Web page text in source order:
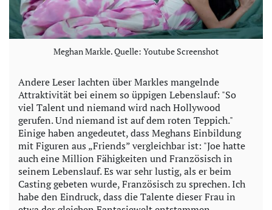
Meghan Markle. Quelle: Youtube Screenshot
Andere Leser lachten über Markles mangelnde
Attraktivität bei einem so üppigen Lebenslauf: "So
viel Talent und niemand wird nach Hollywood
gerufen. Und niemand ist auf dem roten Teppich."
Einige haben angedeutet, dass Meghans Einbildung
mit Figuren aus „Friends” vergleichbar ist: "Joe hatte
auch eine Million Fähigkeiten und Französisch in
seinem Lebenslauf. Es war sehr lustig, als er beim
Casting gebeten wurde, Französisch zu sprechen. Ich
habe den Eindruck, dass die Talente dieser Frau in